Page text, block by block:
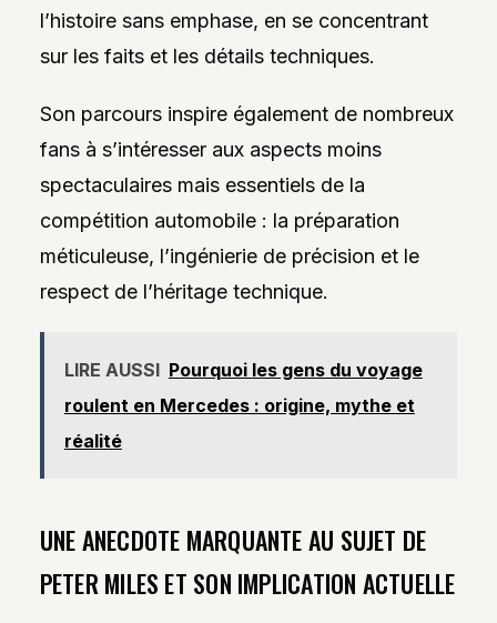
l’histoire sans emphase, en se concentrant
sur les faits et les détails techniques.
Son parcours inspire également de nombreux
fans à s’intéresser aux aspects moins
spectaculaires mais essentiels de la
compétition automobile : la préparation
méticuleuse, l’ingénierie de précision et le
respect de l’héritage technique.
LIRE AUSSI Pourquoi les gens du voyage
roulent en Mercedes : origine, mythe et
réalité
UNE ANECDOTE MARQUANTE AU SUJET DE
PETER MILES ET SON IMPLICATION ACTUELLE